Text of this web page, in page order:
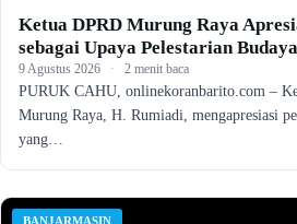
Ketua DPRD Murung Raya
sebagai Upaya Pelestarian
9 Agustus 2026 · 2 menit baca
PURUK CAHU, onlinekoranbarito.com –
Murung Raya, H. Rumiadi, mengapresiasi
yang…
BANJARMASIN